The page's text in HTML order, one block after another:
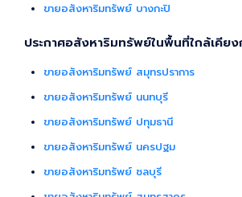
ขายอสังหาริมทรัพย์ บางกะปิ
ประกาศอสังหาริมทรัพย์ในพื้นที่ใกล้เคีย
ขายอสังหาริมทรัพย์ สมุทรปราการ
ขายอสังหาริมทรัพย์ นนทบุรี
ขายอสังหาริมทรัพย์ ปทุมธานี
ขายอสังหาริมทรัพย์ นครปฐม
ขายอสังหาริมทรัพย์ ชลบุรี